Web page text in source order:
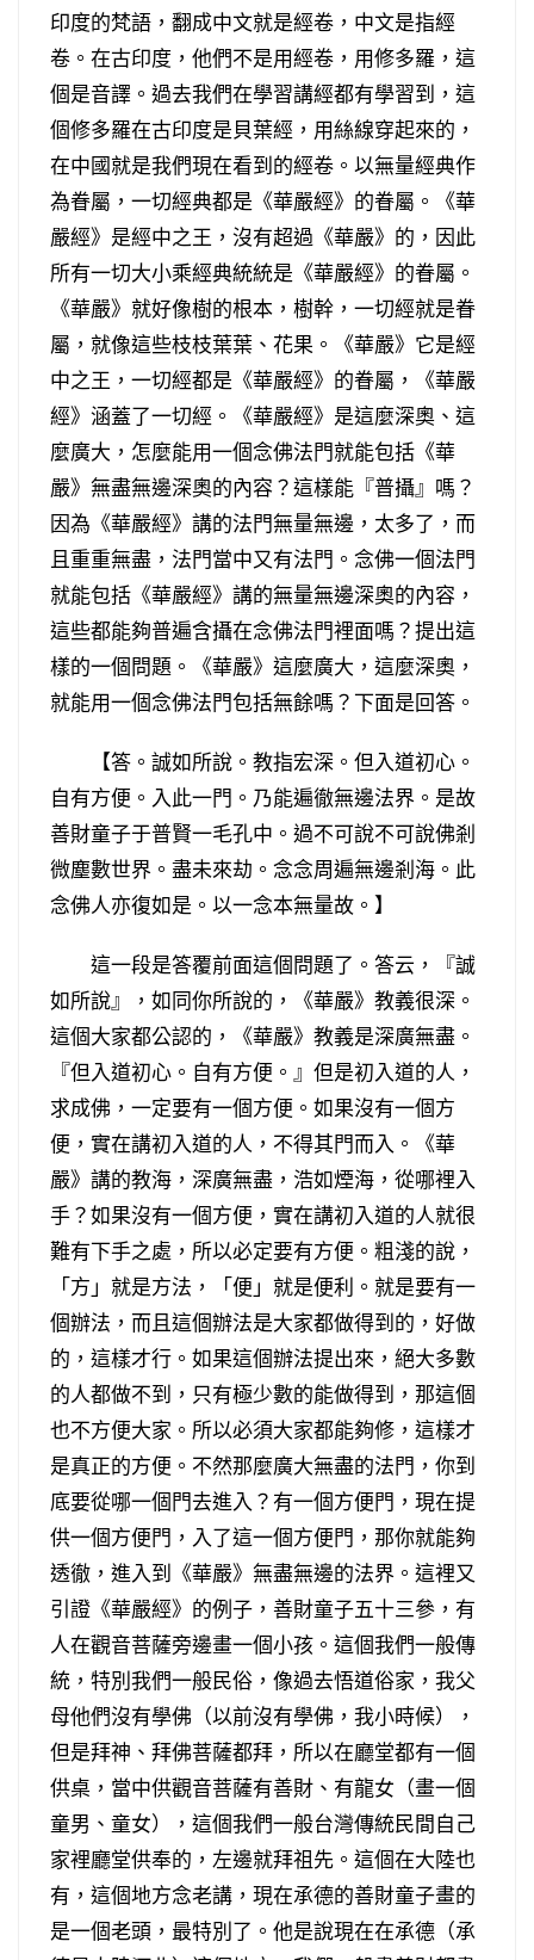
印度的梵語，翻成中文就是經卷，中文是指經
卷。在古印度，他們不是用經卷，用修多羅，這
個是音譯。過去我們在學習講經都有學習到，這
個修多羅在古印度是貝葉經，用絲線穿起來的，
在中國就是我們現在看到的經卷。以無量經典作
為眷屬，一切經典都是《華嚴經》的眷屬。《華
嚴經》是經中之王，沒有超過《華嚴》的，因此
所有一切大小乘經典統統是《華嚴經》的眷屬。
《華嚴》就好像樹的根本，樹幹，一切經就是眷
屬，就像這些枝枝葉葉、花果。《華嚴》它是經
中之王，一切經都是《華嚴經》的眷屬，《華嚴
經》涵蓋了一切經。《華嚴經》是這麼深奧、這
麼廣大，怎麼能用一個念佛法門就能包括《華
嚴》無盡無邊深奧的內容？這樣能『普攝』嗎？
因為《華嚴經》講的法門無量無邊，太多了，而
且重重無盡，法門當中又有法門。念佛一個法門
就能包括《華嚴經》講的無量無邊深奧的內容，
這些都能夠普遍含攝在念佛法門裡面嗎？提出這
樣的一個問題。《華嚴》這麼廣大，這麼深奧，
就能用一個念佛法門包括無餘嗎？下面是回答。
【答。誠如所說。教指宏深。但入道初心。
自有方便。入此一門。乃能遍徹無邊法界。是故
善財童子于普賢一毛孔中。過不可說不可說佛剎
微塵數世界。盡未來劫。念念周遍無邊剎海。此
念佛人亦復如是。以一念本無量故。】
這一段是答覆前面這個問題了。答云，『誠
如所說』，如同你所說的，《華嚴》教義很深。
這個大家都公認的，《華嚴》教義是深廣無盡。
『但入道初心。自有方便。』但是初入道的人，
求成佛，一定要有一個方便。如果沒有一個方
便，實在講初入道的人，不得其門而入。《華
嚴》講的教海，深廣無盡，浩如煙海，從哪裡入
手？如果沒有一個方便，實在講初入道的人就很
難有下手之處，所以必定要有方便。粗淺的說，
「方」就是方法，「便」就是便利。就是要有一
個辦法，而且這個辦法是大家都做得到的，好做
的，這樣才行。如果這個辦法提出來，絕大多數
的人都做不到，只有極少數的能做得到，那這個
也不方便大家。所以必須大家都能夠修，這樣才
是真正的方便。不然那麼廣大無盡的法門，你到
底要從哪一個門去進入？有一個方便門，現在提
供一個方便門，入了這一個方便門，那你就能夠
透徹，進入到《華嚴》無盡無邊的法界。這裡又
引證《華嚴經》的例子，善財童子五十三參，有
人在觀音菩薩旁邊畫一個小孩。這個我們一般傳
統，特別我們一般民俗，像過去悟道俗家，我父
母他們沒有學佛（以前沒有學佛，我小時候），
但是拜神、拜佛菩薩都拜，所以在廳堂都有一個
供桌，當中供觀音菩薩有善財、有龍女（畫一個
童男、童女），這個我們一般台灣傳統民間自己
家裡廳堂供奉的，左邊就拜祖先。這個在大陸也
有，這個地方念老講，現在承德的善財童子畫的
是一個老頭，最特別了。他是說現在在承德（承